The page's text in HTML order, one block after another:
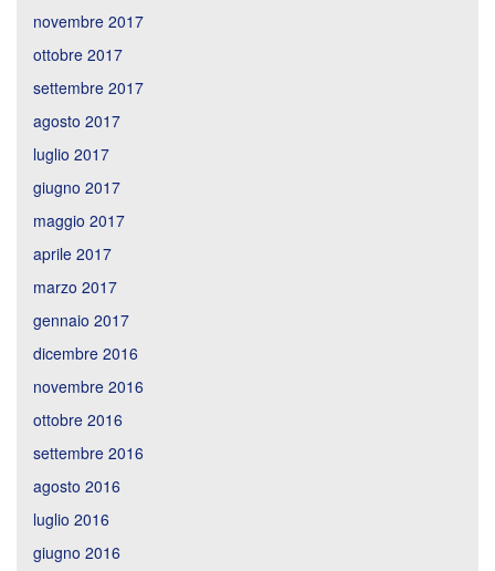
novembre 2017
ottobre 2017
settembre 2017
agosto 2017
luglio 2017
giugno 2017
maggio 2017
aprile 2017
marzo 2017
gennaio 2017
dicembre 2016
novembre 2016
ottobre 2016
settembre 2016
agosto 2016
luglio 2016
giugno 2016